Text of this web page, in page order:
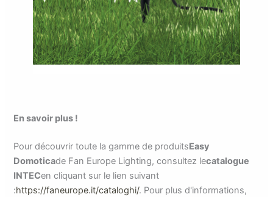
En savoir plus !
Pour découvrir toute la gamme de produitsEasy
Domoticade Fan Europe Lighting, consultez lecatalogue
INTECen cliquant sur le lien suivant
:https://faneurope.it/cataloghi/. Pour plus d'informations,